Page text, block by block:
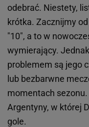
odebrać. Niestety,
krótka. Zacznijmy
"10", a to w
wymierający.
problemem są jego
lub bezbarwne
momentach
Argentyny, w której
gole.